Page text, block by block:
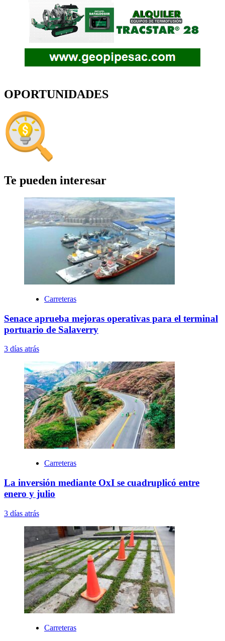
OPORTUNIDADES
Te pueden interesar
Carreteras
Senace aprueba mejoras operativas para el terminal
portuario de Salaverry
3 días atrás
Carreteras
La inversión mediante OxI se cuadruplicó entre
enero y julio
3 días atrás
Carreteras